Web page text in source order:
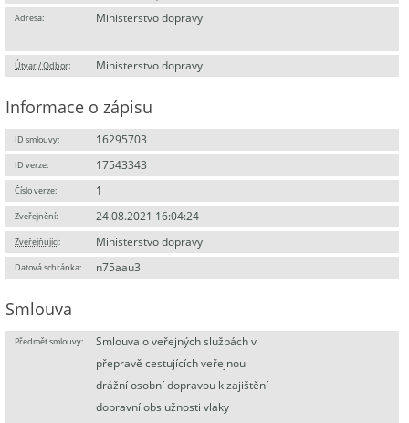
Adresa: Ministerstvo dopravy
Útvar / Odbor: Ministerstvo dopravy
Informace o zápisu
ID smlouvy: 16295703
ID verze: 17543343
Číslo verze: 1
Zveřejnění: 24.08.2021 16:04:24
Zveřejňující: Ministerstvo dopravy
Datová schránka: n75aau3
Smlouva
Předmět smlouvy:
Smlouva o veřejných službách v
přepravě cestujících veřejnou
drážní osobní dopravou k zajištění
dopravní obslužnosti vlaky